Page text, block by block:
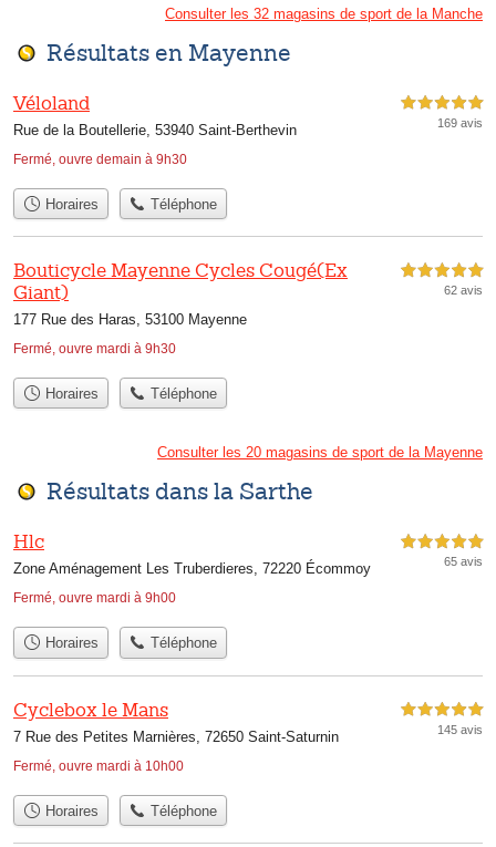
Consulter les 32 magasins de sport de la Manche
Résultats en Mayenne
Véloland
Rue de la Boutellerie, 53940 Saint-Berthevin
Fermé, ouvre demain à 9h30
5,0 étoiles sur 5
169 avis
Horaires Téléphone
Bouticycle Mayenne Cycles Cougé(Ex
Giant)
177 Rue des Haras, 53100 Mayenne
Fermé, ouvre mardi à 9h30
5,0 étoiles sur 5
62 avis
Horaires Téléphone
Consulter les 20 magasins de sport de la Mayenne
Résultats dans la Sarthe
Hlc
Zone Aménagement Les Truberdieres, 72220 Écommoy
Fermé, ouvre mardi à 9h00
5,0 étoiles sur 5
65 avis
Horaires Téléphone
Cyclebox le Mans
7 Rue des Petites Marnières, 72650 Saint-Saturnin
Fermé, ouvre mardi à 10h00
5,0 étoiles sur 5
145 avis
Horaires Téléphone